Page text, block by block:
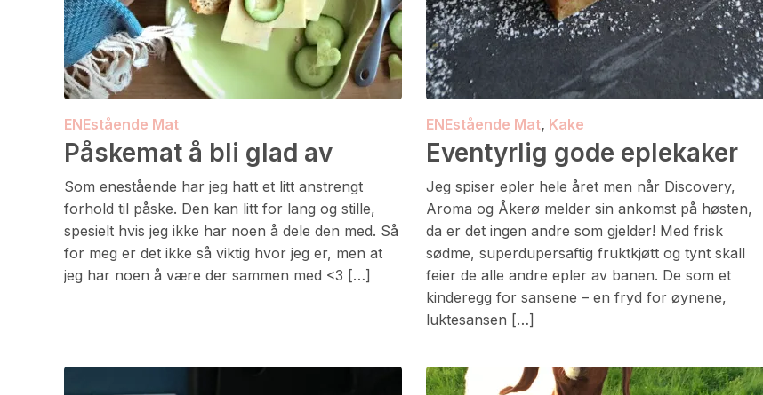
ENEstående Mat
Påskemat å bli glad av
Som enestående har jeg hatt et litt anstrengt
forhold til påske. Den kan litt for lang og stille,
spesielt hvis jeg ikke har noen å dele den med. Så
for meg er det ikke så viktig hvor jeg er, men at
jeg har noen å være der sammen med <3 […]
ENEstående Mat, Kake
Eventyrlig gode eplekaker
Jeg spiser epler hele året men når Discovery,
Aroma og Åkerø melder sin ankomst på høsten,
da er det ingen andre som gjelder! Med frisk
sødme, superdupersaftig fruktkjøtt og tynt skall
feier de alle andre epler av banen. De som et
kinderegg for sansene – en fryd for øynene,
luktesansen […]